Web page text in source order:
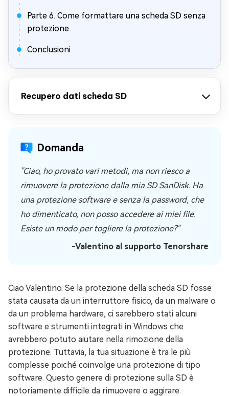
Parte 6. Come formattare una scheda SD senza
protezione.
Conclusioni
Recupero dati scheda SD
Domanda
"Ciao, ho provato vari metodi, ma non riesco a
rimuovere la protezione dalla mia SD SanDisk. Ha
una protezione software e senza la password, che
ho dimenticato, non posso accedere ai miei file.
Esiste un modo per togliere la protezione?"
-Valentino al supporto Tenorshare
Ciao Valentino. Se la protezione della scheda SD fosse
stata causata da un interruttore fisico, da un malware o
da un problema hardware, ci sarebbero stati alcuni
software e strumenti integrati in Windows che
avrebbero potuto aiutare nella rimozione della
protezione. Tuttavia, la tua situazione è tra le più
complesse poiché coinvolge una protezione di tipo
software. Questo genere di protezione sulla SD è
notoriamente difficile da rimuovere o aggirare.